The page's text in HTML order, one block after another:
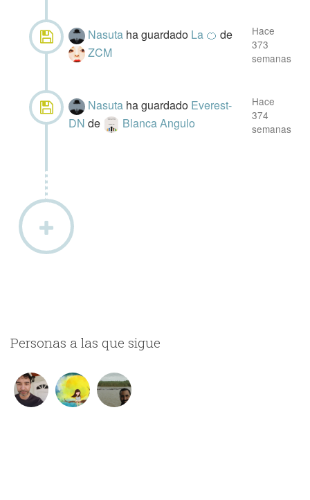
Nasuta ha guardado La 🍊de
ZCM
Hace
373
semanas
Nasuta ha guardado Everest-
DNde Blanca Angulo
Hace
374
semanas
Personas a las que sigue